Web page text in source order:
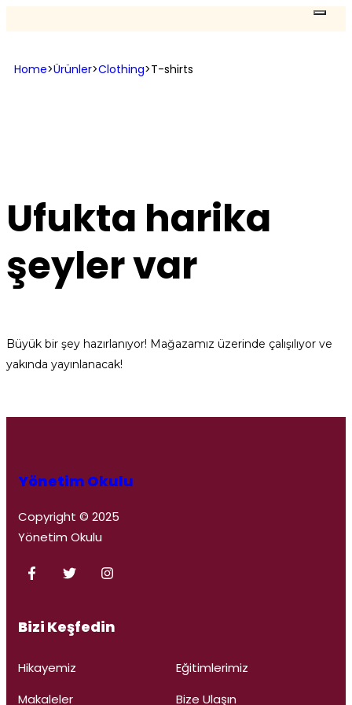
Home>Ürünler>Clothing>T-shirts
Ufukta harika
şeyler var
Büyük bir şey hazırlanıyor! Mağazamız üzerinde çalışılıyor ve
yakında yayınlanacak!
Yönetim Okulu
Copyright © 2025
Yönetim Okulu
Bizi Keşfedin
Hikayemiz
Eğitimlerimiz
Makaleler
Bize Ulaşın